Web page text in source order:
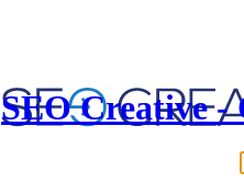
SEO Creative